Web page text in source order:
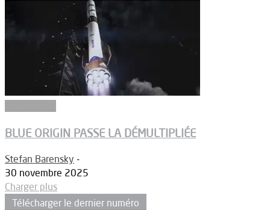
BLUE ORIGIN PASSE LA DÉMULTIPLIÉE
Stefan Barensky -
30 novembre 2025
Charger plus
Télécharger le dernier numéro